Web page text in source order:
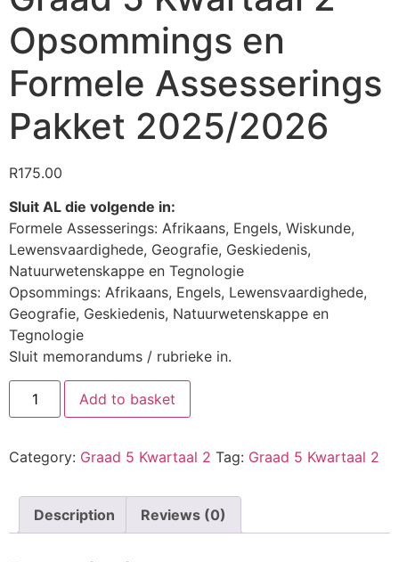
Opsommings en
Formele Assesserings
Pakket 2025/2026
R175.00
Sluit AL die volgende in:
Formele Assesserings: Afrikaans, Engels, Wiskunde,
Lewensvaardighede, Geografie, Geskiedenis,
Natuurwetenskappe en Tegnologie
Opsommings: Afrikaans, Engels, Lewensvaardighede,
Geografie, Geskiedenis, Natuurwetenskappe en
Tegnologie
Sluit memorandums / rubrieke in.
Add to basket
Category: Graad 5 Kwartaal 2 Tag: Graad 5 Kwartaal 2
Description Reviews (0)